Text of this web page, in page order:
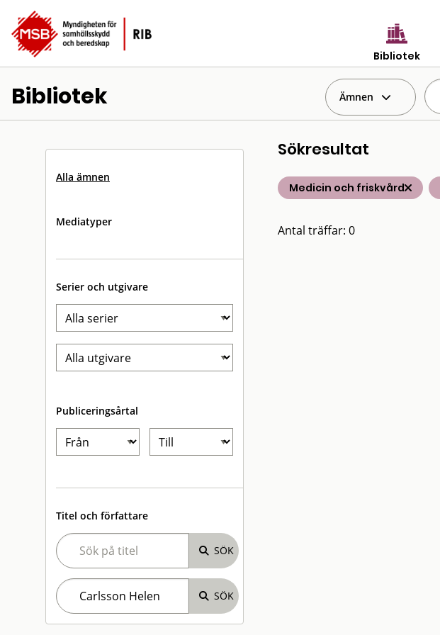
Bibliotek
Bibliotek Ämnen
Alla ämnen
Mediatyper
Serier och utgivare
Publiceringsårtal
Titel och författare
Sökresultat
Medicin och friskvård
Antal träffar: 0